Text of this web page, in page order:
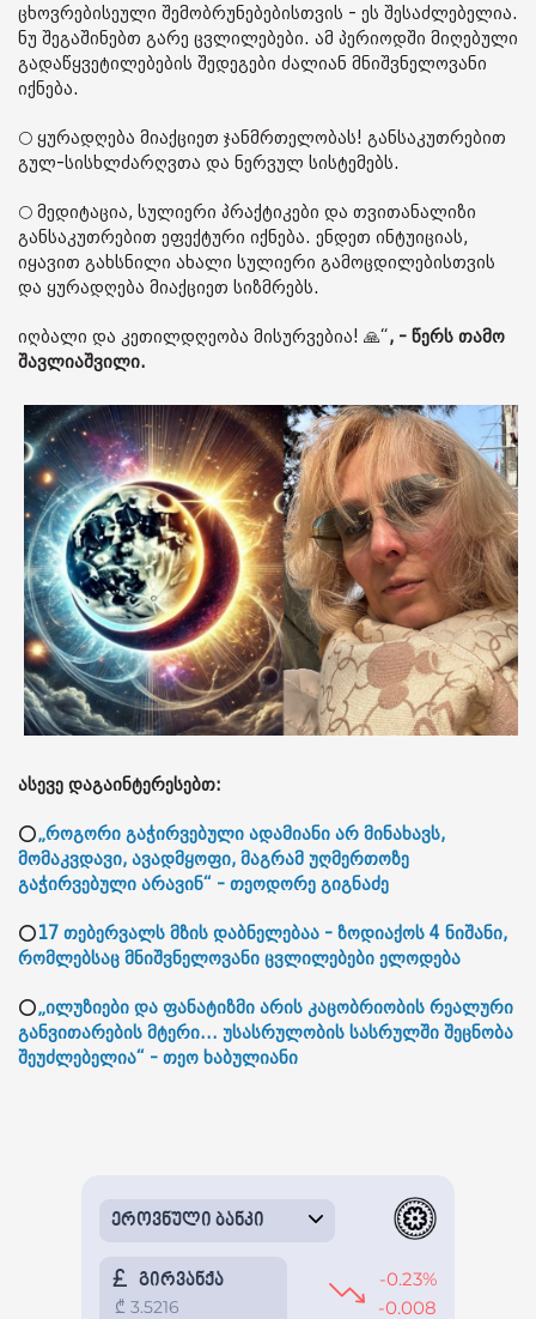
ცხოვრებისეული შემობრუნებებისთვის - ეს შესაძლებელია.
ნუ შეგაშინებთ გარე ცვლილებები. ამ პერიოდში მიღებული
გადაწყვეტილებების შედეგები ძალიან მნიშვნელოვანი
იქნება.
🌕 ყურადღება მიაქციეთ ჯანმრთელობას! განსაკუთრებით
გულ-სისხლძარღვთა და ნერვულ სისტემებს.
🌕 მედიტაცია, სულიერი პრაქტიკები და თვითანალიზი
განსაკუთრებით ეფექტური იქნება. ენდეთ ინტუიციას,
იყავით გახსნილი ახალი სულიერი გამოცდილებისთვის
და ყურადღება მიაქციეთ სიზმრებს.
იღბალი და კეთილდღეობა მისურვებია! 🙏“, - წერს თამო
შავლიაშვილი.
ასევე დაგაინტერესებთ:
⭕„როგორი გაჭირვებული ადამიანი არ მინახავს,
მომაკვდავი, ავადმყოფი, მაგრამ უღმერთოზე
გაჭირვებული არავინ“ - თეოდორე გიგნაძე
⭕17 თებერვალს მზის დაბნელებაა - ზოდიაქოს 4 ნიშანი,
რომლებსაც მნიშვნელოვანი ცვლილებები ელოდება
⭕„ილუზიები და ფანატიზმი არის კაცობრიობის რეალური
განვითარების მტერი... უსასრულობის სასრულში შეცნობა
შეუძლებელია“ - თეო ხაბულიანი